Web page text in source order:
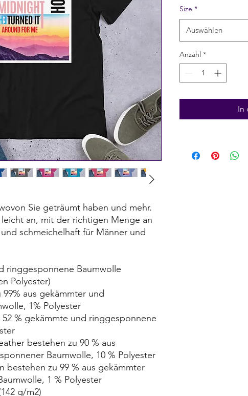
Sie geträumt haben und mehr.
an, mit der richtigen Menge an
schmeichelhaft für Männer und
Polyester)
1% Polyester
Baumwolle, 10 % Polyester
1 % Polyester
g/m2)
Size *
Auswählen
Anzahl *
In